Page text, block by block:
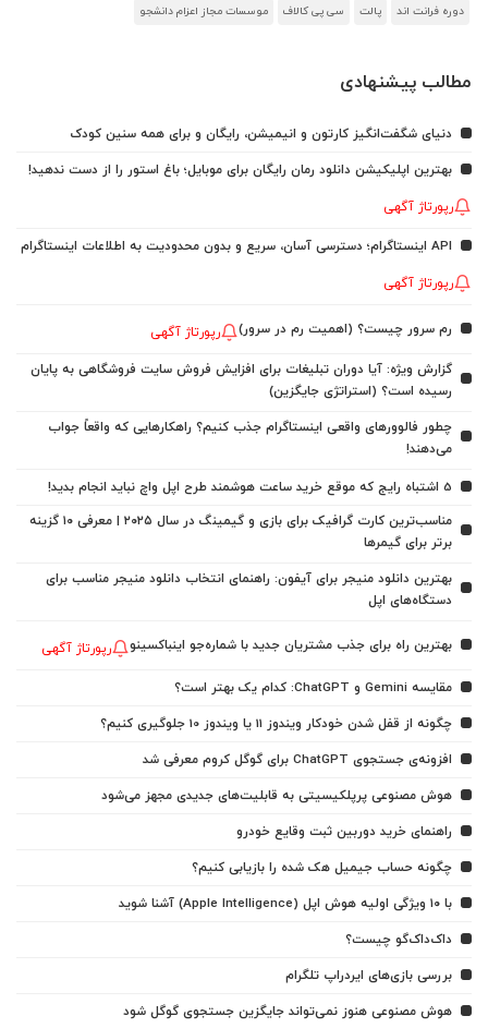
دوره فرانت اند پالت سی پی کالاف موسسات مجاز اعزام دانشجو
مطالب پیشنهادی
دنیای شگفت‌انگیز کارتون و انیمیشن، رایگان و برای همه سنین کودک
بهترین اپلیکیشن دانلود رمان رایگان برای موبایل؛ باغ استور را از دست ندهید!
رپورتاژ آگهی
API اینستاگرام؛ دسترسی آسان، سریع و بدون محدودیت به اطلاعات اینستاگرام
رپورتاژ آگهی
رم سرور چیست؟ (اهمیت رم در سرور) رپورتاژ آگهی
گزارش ویژه: آیا دوران تبلیغات برای افزایش فروش سایت فروشگاهی به پایان
رسیده است؟ (استراتژی جایگزین)
چطور فالوورهای واقعی اینستاگرام جذب کنیم؟ راهکارهایی که واقعاً جواب
می‌دهند!
5 اشتباه رایج که موقع خرید ساعت هوشمند طرح اپل واچ نباید انجام بدید!
مناسب‌ترین کارت گرافیک برای بازی و گیمینگ در سال ۲۰۲۵ | معرفی ۱۰ گزینه
برتر برای گیمرها
بهترین دانلود منیجر برای آیفون: راهنمای انتخاب دانلود منیجر مناسب برای
دستگاه‌های اپل
بهترین راه برای جذب مشتریان جدید با شماره‌جو اینباکسینو رپورتاژ آگهی
مقایسه Gemini و ChatGPT: کدام یک بهتر است؟
چگونه از قفل شدن خودکار ویندوز 11 یا ویندوز 10 جلوگیری کنیم؟
افزونه‌ی جستجوی ChatGPT برای گوگل کروم معرفی شد
هوش مصنوعی پرپلکیسیتی به قابلیت‌های جدیدی مجهز می‌شود
راهنمای خرید دوربین ثبت وقایع خودرو
چگونه حساب جیمیل هک شده را بازیابی کنیم؟
با ۱۰ ویژگی اولیه هوش اپل (Apple Intelligence) آشنا شوید
داک‌داک‌گو چیست؟
بررسی بازی‌های ایردراپ تلگرام
هوش مصنوعی هنوز نمی‌تواند جایگزین جستجوی گوگل شود